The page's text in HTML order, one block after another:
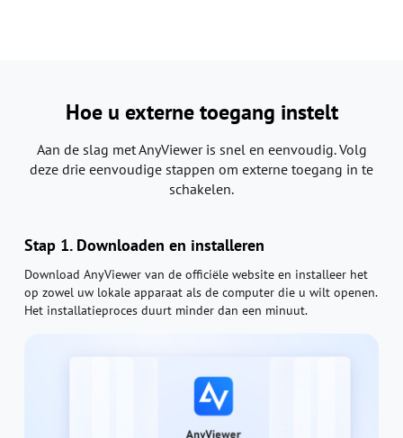
Hoe u externe toegang instelt
Aan de slag met AnyViewer is snel en eenvoudig. Volg
deze drie eenvoudige stappen om externe toegang in te
schakelen.
Stap 1. Downloaden en installeren
Download AnyViewer van de officiële website en installeer het
op zowel uw lokale apparaat als de computer die u wilt openen.
Het installatieproces duurt minder dan een minuut.